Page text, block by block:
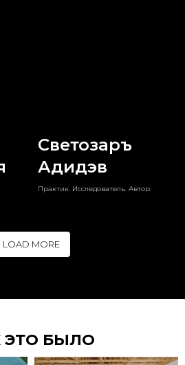
Светозаръ
Адидэв
Практик. Исследователь. Автор.
LOAD MORE
ЭТО БЫЛО